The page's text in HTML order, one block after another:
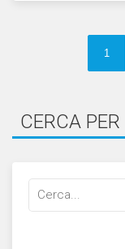
1
CERCA
Cerca